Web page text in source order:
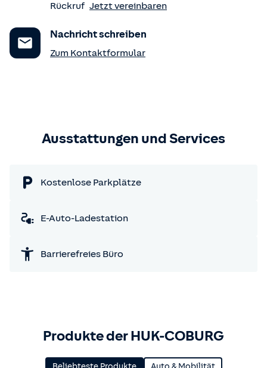
Rückruf Jetzt vereinbaren
Nachricht schreiben
Zum Kontaktformular
Ausstattungen und Services
Kostenlose Parkplätze
E-Auto-Ladestation
Barrierefreies Büro
Produkte der HUK-COBURG